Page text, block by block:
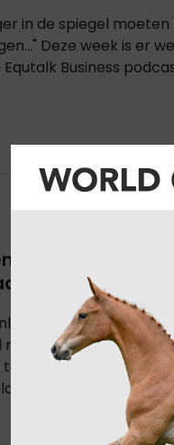
in de spiegel moeten
Deze week is er
Business
was nooit het
wel het
opnieuw zijn oude
Na een
en successen